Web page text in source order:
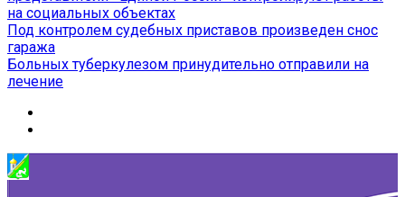
на социальных объектах
Под контролем судебных приставов произведен снос
гаража
Больных туберкулезом принудительно отправили на
лечение